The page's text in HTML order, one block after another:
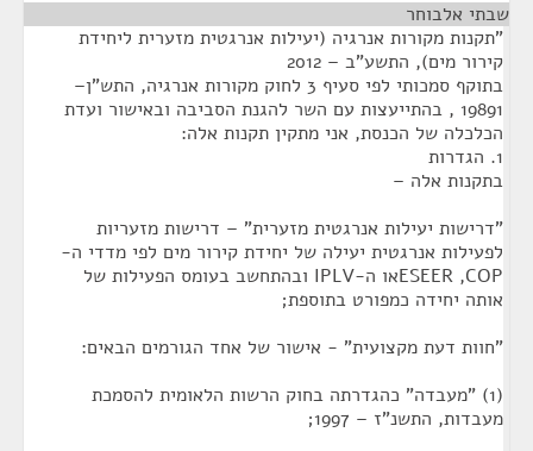
שבתי אלבוחר
"תקנות מקורות אנרגיה (יעילות אנרגטית מזערית ליחידת
קירור מים), התשע"ב – 2012
בתוקף סמכותי לפי סעיף 3 לחוק מקורות אנרגיה, התש"ן–
19891 , בהתייעצות עם השר להגנת הסביבה ובאישור ועדת
הכלכלה של הכנסת, אני מתקין תקנות אלה:
1. הגדרות
בתקנות אלה –
"דרישות יעילות אנרגטית מזערית" – דרישות מזעריות
לפעילות אנרגטית יעילה של יחידת קירור מים לפי מדדי ה-
ESEER ,COPאו ה-IPLV ובהתחשב בעומס הפעילות של
אותה יחידה כמפורט בתוספת;
"חוות דעת מקצועית" - אישור של אחד הגורמים הבאים:
(1) "מעבדה" כהגדרתה בחוק הרשות הלאומית להסמכת
מעבדות, התשנ"ז – 1997;